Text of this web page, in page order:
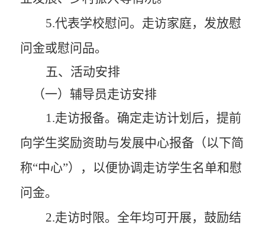
5.代表学校慰问。 走访家庭，发放慰
问金或慰问品。
五、活动安排
（一）辅导员走访安排
1 .走访报备。 确定走访计划后，提前
向学生奖励资助与发展中心报备 （以下简
称“中心”） ，以便协调走访学生名单和慰
问金。
2.走访时限。全年均可开展，鼓励结